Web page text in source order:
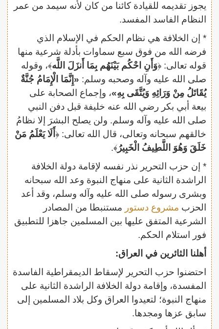
يجوز تقديمه للقيادة كائنا من كان لأنه سيمد من عمر
النظام الفاسد المفسد.
* إن الخلافة هي نظام الحكم في الإسلام الذي
فرضه الله من فوق سبع سماوات بأدلة شرعية منها
قوله تعالى: ﴿وَأَنِ احْكُم بَيْنَهُم بِمَا أَنزَلَ اللَّه﴾، وقوله
صلى الله عليه وآله وصحبه وسلم: «إِنَّمَا الْإِمَامُ ‏‏جُنَّةٌ
‏‏يُقَاتَلُ مِنْ وَرَائِهِ وَيُتَّقَى بِهِ»، وإجماع الصحابة على
بيعة أبي بكر رضي الله عنه خليفة قبل دفن النبي
صلى الله عليه وآله وسلم. ولن يصلح البشرَ إلا نظامُ
خالقهم سبحانه وتعالى، قال الله تعالى: ﴿ أَلَا يَعْلَمُ مَنْ
خَلَقَ وَهُوَ اللَّطِيفُ الْخَبِيرُ﴾.
* إن حزب التحرير نذر نفسه لإقامة دولة الخلافة
الراشدة الثانية على منهاج النبوة وعد الله سبحانه
وبشرى رسوله صلى الله عليه وآله وسلم، وقد أعد
الحزب مشروع دستور مستنبطا من المصادر
الشرعية المتفق عليها بين المسلمين جاهزا للتطبيق
فور استلام الحكم.
أهلنا الثائرين في العراق:
احتضنوا حزب التحرير لإسقاط الديمقراطية الفاسدة
المفسدة، وإقامة دولة الخلافة الراشدة الثانية على
منهاج النبوة؛ لتعيدوا العراق وكل بلاد المسلمين إلى
سابق عزها ومجدها.